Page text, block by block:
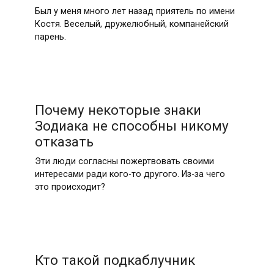
Был у меня много лет назад приятель по имени
Костя. Веселый, дружелюбный, компанейский
парень.
Почему некоторые знаки
Зодиака не способны никому
отказать
Эти люди согласны пожертвовать своими
интересами ради кого-то другого. Из-за чего
это происходит?
Кто такой подкаблучник